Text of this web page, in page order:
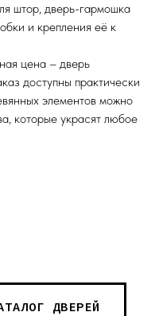
штор, дверь-гармошка
и крепления её к
цена – дверь
доступны практически
элементов можно
которые украсят любое
ДВЕРЕЙ